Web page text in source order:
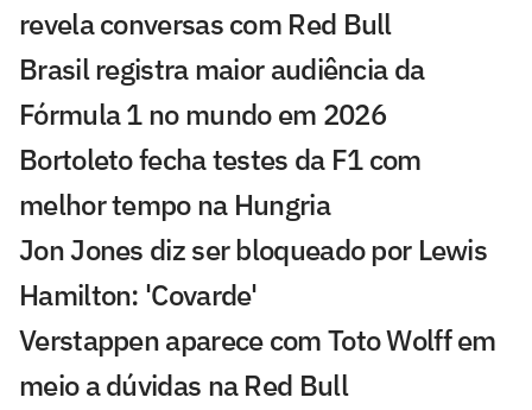
revela conversas com Red Bull
Brasil registra maior audiência da
Fórmula 1 no mundo em 2026
Bortoleto fecha testes da F1 com
melhor tempo na Hungria
Jon Jones diz ser bloqueado por Lewis
Hamilton: 'Covarde'
Verstappen aparece com Toto Wolff em
meio a dúvidas na Red Bull